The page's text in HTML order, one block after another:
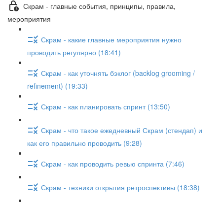
Скрам - главные события, принципы, правила,
мероприятия
Скрам - какие главные мероприятия нужно
проводить регулярно (18:41)
Скрам - как уточнять бэклог (backlog grooming /
refinement) (19:33)
Скрам - как планировать спринт (13:50)
Скрам - что такое ежедневный Скрам (стендап) и
как его правильно проводить (9:28)
Скрам - как проводить ревью спринта (7:46)
Скрам - техники открытия ретроспективы (18:38)